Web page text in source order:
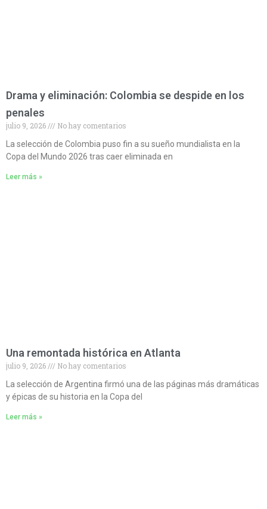
Drama y eliminación: Colombia se despide en los
penales
julio 9, 2026
No hay comentarios
La selección de Colombia puso fin a su sueño mundialista en la
Copa del Mundo 2026 tras caer eliminada en
Leer más »
Una remontada histórica en Atlanta
julio 9, 2026
No hay comentarios
La selección de Argentina firmó una de las páginas más dramáticas
y épicas de su historia en la Copa del
Leer más »